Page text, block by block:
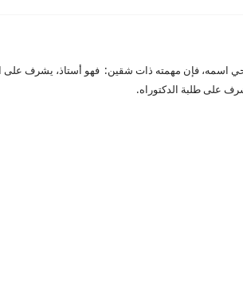
اسمه، فإن مهمته ذات شقين: فهو أستاذ، يشرف على
على طلبة الدكتوراه.